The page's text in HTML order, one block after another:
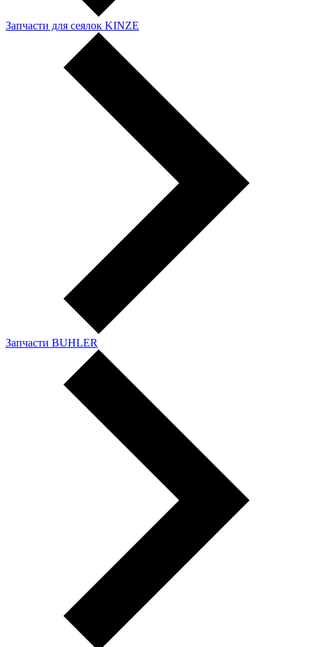
Запчасти для сеялок KINZE
Запчасти BUHLER